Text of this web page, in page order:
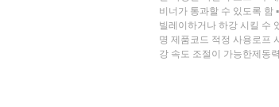
비너가 통과할 수 있도록 함
빌레이하거나 하강 시킬 수
명 제품코드 적정 사용로프
강 속도 조절이 가능한제동